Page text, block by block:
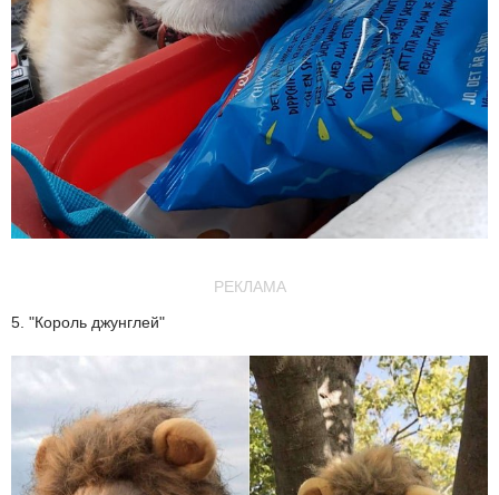
РЕКЛАМА
5. "Король джунглей"